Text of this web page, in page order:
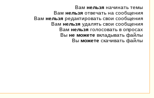
Вам нельзя начинать темы
Вам нельзя отвечать на сообщения
Вам нельзя редактировать свои сообщения
Вам нельзя удалять свои сообщения
Вам нельзя голосовать в опросах
Вы не можете вкладывать файлы
Вы можете скачивать файлы